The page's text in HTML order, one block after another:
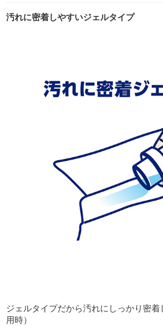
汚れに密着しやすいジェルタイプ
ジェルタイプだから汚れにしっかり密
用時）